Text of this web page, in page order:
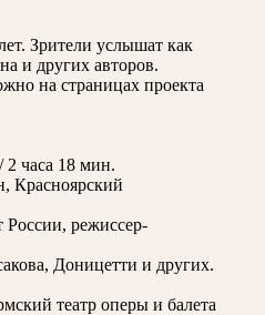
Зрители услышат как
и других авторов.
на страницах проекта
часа 18 мин.
Красноярский
режиссер-
Доницетти и других.
театр оперы и балета